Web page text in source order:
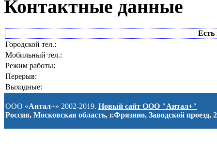
Контактные данные
Есть
Городской тел.:
Мобильный тел.:
Режим работы:
Перерыв:
Выходные:
ООО «Антал+» 2002-2019. Новый сайт ООО "Антал+"
Россия, Московская область, г.Фрязино, Заводской проезд, 2